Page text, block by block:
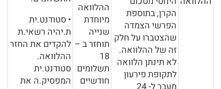
הקרן, בתוספת
הפרשי הצמדה
שהצטברו על חלק
זה של ההלוואה.
לא תינתן הלוואה
לתקופת פירעון
ההלוואה
מיוחדת
שנייה
תוחזר ב –
18
תשלומים
חודשיים
• סטודנט.ית
ת.יהיה רשאי.ת
להקדים את החזר
ההלוואה.
סטודנט.ית
המפסיק.ה את